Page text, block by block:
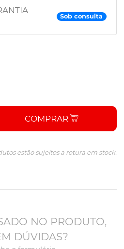
Sob consulta
COMPRAR
estão sujeitos a rotura em stock.
NO PRODUTO,
DÚVIDAS?